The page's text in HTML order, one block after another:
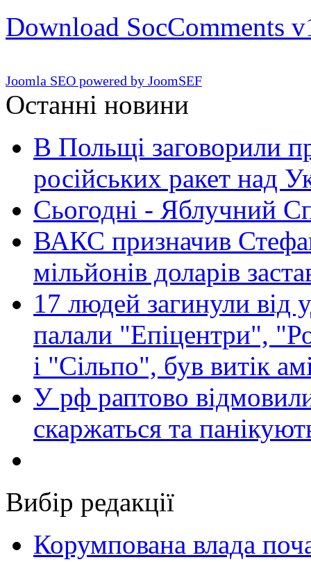
Download SocComments
Joomla SEO powered by JoomSEF
Останні новини
В Польщі заговорили
російських ракет над
Сьогодні - Яблучний
ВАКС призначив
мільйонів доларів
17 людей загинули від
палали "Епіцентри",
і "Сільпо", був витік
У рф раптово
скаржаться та
Вибір редакції
Корумпована влада